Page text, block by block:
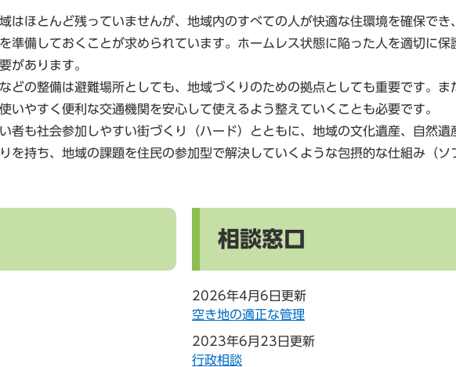
はほとんど残っていませんが、地域内のすべての人が快適な住環境を確保でき
準備しておくことが求められています。ホームレス状態に陥った人を適切に保
があります。
どの整備は避難場所としても、地域づくりのための拠点としても重要です。ま
いやすく便利な交通機関を安心して使えるよう整えていくことも必要です。
者も社会参加しやすい街づくり（ハード）とともに、地域の文化遺産、自然遺
を持ち、地域の課題を住民の参加型で解決していくような包摂的な仕組み（ソ
相談窓口
2026年4月6日更新
空き地の適正な管理
2023年6月23日更新
行政相談